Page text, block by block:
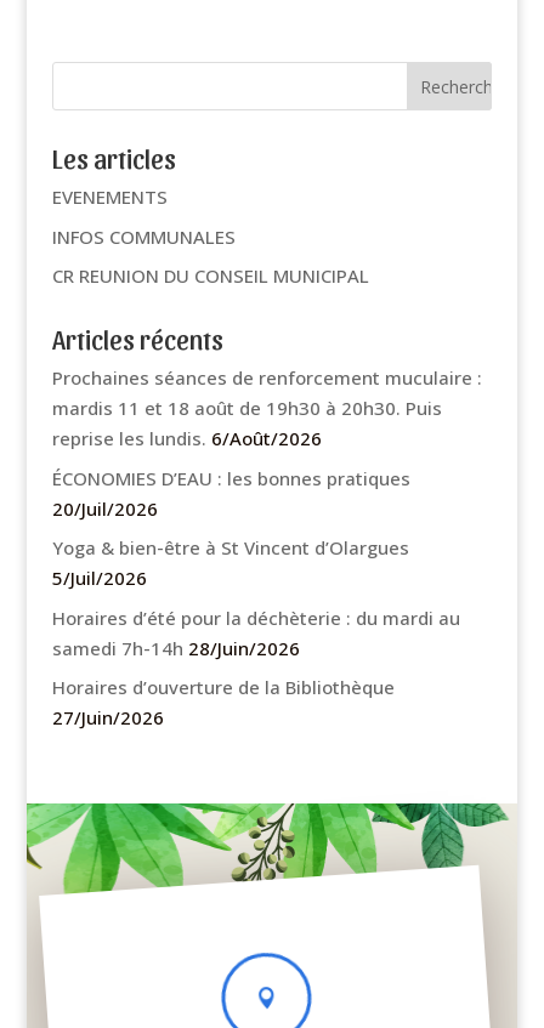
Les articles
EVENEMENTS
INFOS COMMUNALES
CR REUNION DU CONSEIL MUNICIPAL
Articles récents
Prochaines séances de renforcement muculaire :
mardis 11 et 18 août de 19h30 à 20h30. Puis
reprise les lundis. 6/Août/2026
ÉCONOMIES D’EAU : les bonnes pratiques
20/Juil/2026
Yoga & bien-être à St Vincent d’Olargues
5/Juil/2026
Horaires d’été pour la déchèterie : du mardi au
samedi 7h-14h 28/Juin/2026
Horaires d’ouverture de la Bibliothèque
27/Juin/2026
